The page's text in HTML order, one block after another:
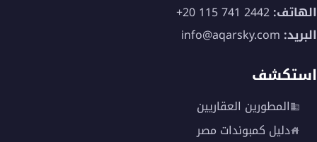
الهاتف:+20 115 741 2442
البريد: info@aqarsky.com
استكشف
المطورين العقاريين
دليل كمبوندات مصر